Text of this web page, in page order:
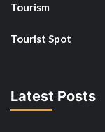
Tourism
Tourist Spot
Latest Posts